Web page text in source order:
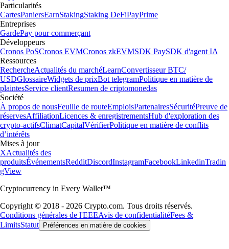
Particularités
CartesPaniersEarnStakingStaking DeFiPayPrime
Entreprises
GardePay pour commerçant
Développeurs
Cronos PoSCronos EVMCronos zkEVMSDK PaySDK d'agent IA
Ressources
RechercheActualités du marchéLearnConvertisseur BTC/
USDGlossaireWidgets de prixBot telegramPolitique en matière de
plaintesService clientResumen de criptomonedas
Société
À propos de nousFeuille de routeEmploisPartenairesSécuritéPreuve de
réservesAffiliationLicences & enregistrementsHub d'exploration des
crypto-actifsClimatCapitalVérifierPolitique en matière de conflits
d’intérêts
Mises à jour
XActualités des
produitsÉvénementsRedditDiscordInstagramFacebookLinkedinTradin
gView
Cryptocurrency in Every Wallet™
Copyright © 2018 - 2026 Crypto.com. Tous droits réservés.
Conditions générales de l'EEEAvis de confidentialitéFees &
LimitsStatut Préférences en matière de cookies